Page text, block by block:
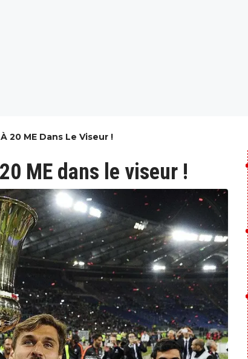
20 ME Dans Le Viseur !
ME dans le viseur !